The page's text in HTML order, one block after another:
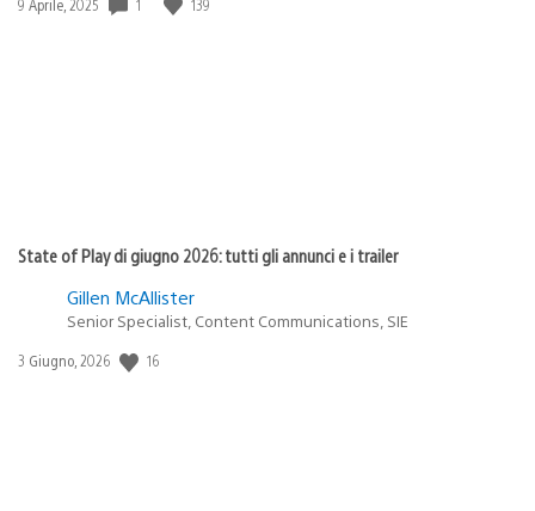
State of Play di giugno 2026: tutti gli annunci e i trailer
Gillen McAllister
Senior Specialist, Content Communications, SIE
Data
3 Giugno, 2026 16